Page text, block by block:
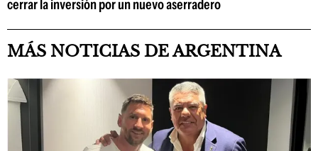
cerrar la inversión por un nuevo aserradero
MÁS NOTICIAS DE ARGENTINA